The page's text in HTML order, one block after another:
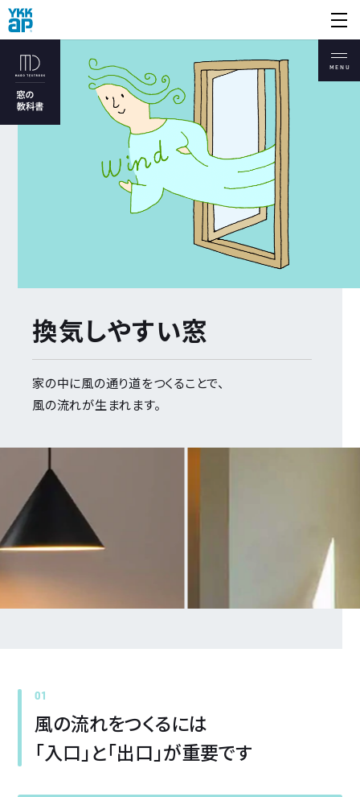
開く
MENU
暮らしを快適にする
“いい窓”とは?
YKK AP 窓商品一覧
暑さや寒さをやわらげる
“断熱窓”
窓の開き方
使いやすい窓／便利な窓
最適な窓設計
換気しやすい窓
家の中に風の通り道をつくることで、
風の流れが生まれます。
01
風の流れをつくるには
「入口」と「出口」が重要です